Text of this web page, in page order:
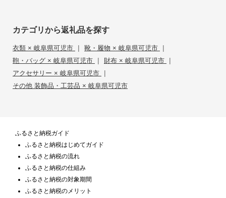
カテゴリから返礼品を探す
衣類 × 岐阜県可児市 | 靴・履物 × 岐阜県可児市 |
鞄・バッグ × 岐阜県可児市 | 財布 × 岐阜県可児市 |
アクセサリー × 岐阜県可児市 |
その他 装飾品・工芸品 × 岐阜県可児市
ふるさと納税ガイド
ふるさと納税はじめてガイド
ふるさと納税の流れ
ふるさと納税の仕組み
ふるさと納税の対象期間
ふるさと納税のメリット